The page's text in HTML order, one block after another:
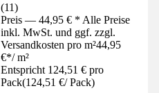
(11)
Preis — 44,95 € * Alle Preise
inkl. MwSt. und ggf. zzgl.
Versandkosten pro m²44,95
€*/ m²
Entspricht 124,51 € pro
Pack(124,51 €/ Pack)